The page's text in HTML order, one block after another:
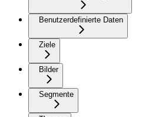
Benutzerdefinierte Daten
Ziele
Bilder
Segmente